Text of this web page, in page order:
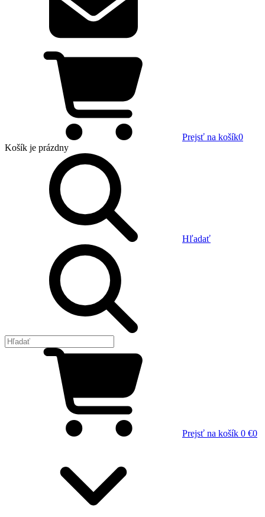
Prejsť na košík0
Košík je prázdny
Hľadať
Prejsť na košík 0 €0